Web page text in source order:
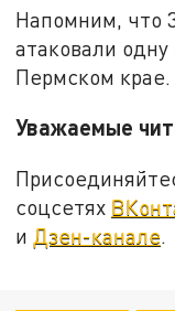
Напомним, что
атаковали
Пермском крае.
Уважаемые
соцсетях
и Дзен-канале.